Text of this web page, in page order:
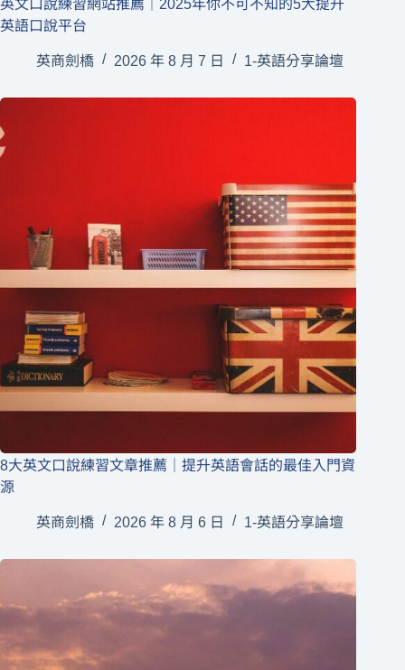
英文口說練習網站推薦｜2025年你不可不知的5大提升
英語口說平台
英商劍橋 2026 年 8 月 7 日 1-英語分享論壇
8大英文口說練習文章推薦｜提升英語會話的最佳入門資
源
英商劍橋 2026 年 8 月 6 日 1-英語分享論壇